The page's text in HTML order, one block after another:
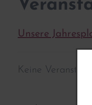
Unsere
Keine